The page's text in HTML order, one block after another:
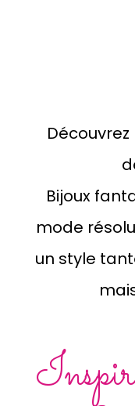
Découvrez
Bijoux
mode
un style